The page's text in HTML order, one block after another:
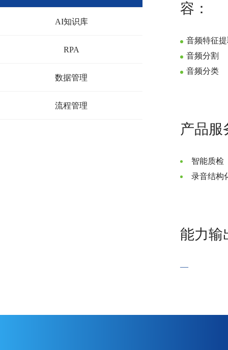
AI知识库
RPA
数据管理
流程管理
容：
音频特征
音频分割
音频分类
产品服
智能质检
录音结构
能力输
—